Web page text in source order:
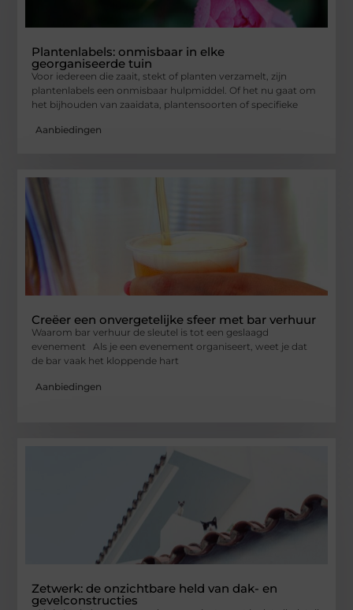
Plantenlabels: onmisbaar in elke
georganiseerde tuin
Voor iedereen die zaait, stekt of planten verzamelt, zijn
plantenlabels een onmisbaar hulpmiddel. Of het nu gaat om
het bijhouden van zaaidata, plantensoorten of specifieke
Aanbiedingen
Creëer een onvergetelijke sfeer met bar verhuur
Waarom bar verhuur de sleutel is tot een geslaagd
evenement Als je een evenement organiseert, weet je dat
de bar vaak het kloppende hart
Aanbiedingen
Zetwerk: de onzichtbare held van dak- en
gevelconstructies